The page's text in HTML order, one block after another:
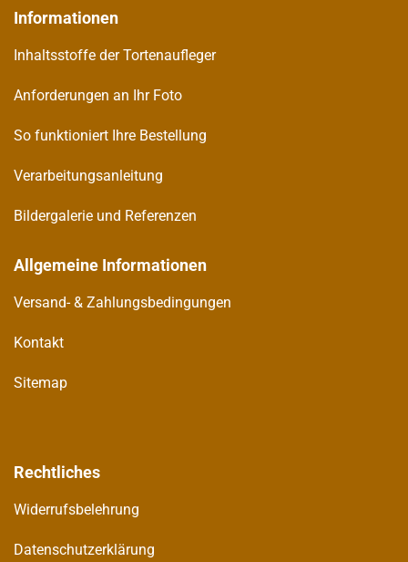
Informationen
Inhaltsstoffe der Tortenaufleger
Anforderungen an Ihr Foto
So funktioniert Ihre Bestellung
Verarbeitungsanleitung
Bildergalerie und Referenzen
Allgemeine Informationen
Versand- & Zahlungsbedingungen
Kontakt
Sitemap
Rechtliches
Widerrufsbelehrung
Datenschutzerklärung